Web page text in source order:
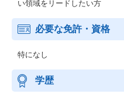
い領域をリードしたい方
必要な免許・資格
特になし
学歴